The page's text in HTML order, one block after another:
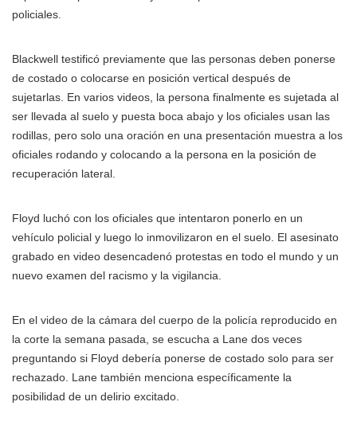
policiales.
Blackwell testificó previamente que las personas deben ponerse
de costado o colocarse en posición vertical después de
sujetarlas. En varios videos, la persona finalmente es sujetada al
ser llevada al suelo y puesta boca abajo y los oficiales usan las
rodillas, pero solo una oración en una presentación muestra a los
oficiales rodando y colocando a la persona en la posición de
recuperación lateral.
Floyd luchó con los oficiales que intentaron ponerlo en un
vehículo policial y luego lo inmovilizaron en el suelo. El asesinato
grabado en video desencadenó protestas en todo el mundo y un
nuevo examen del racismo y la vigilancia.
En el video de la cámara del cuerpo de la policía reproducido en
la corte la semana pasada, se escucha a Lane dos veces
preguntando si Floyd debería ponerse de costado solo para ser
rechazado. Lane también menciona específicamente la
posibilidad de un delirio excitado.